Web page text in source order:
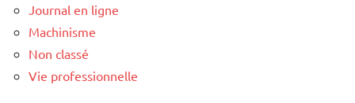
Journal en ligne
Machinisme
Non classé
Vie professionnelle